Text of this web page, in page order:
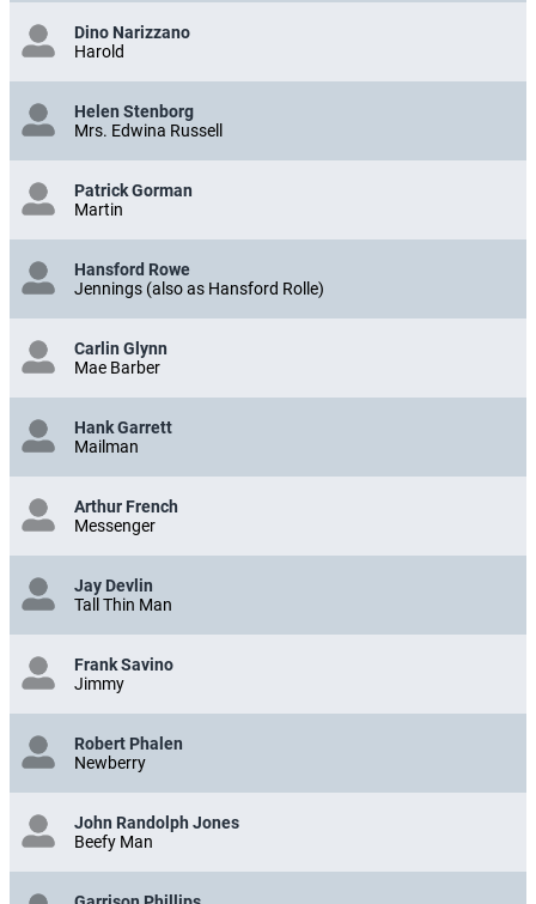
Dino Narizzano
Harold
Helen Stenborg
Mrs. Edwina Russell
Patrick Gorman
Martin
Hansford Rowe
Jennings (also as Hansford Rolle)
Carlin Glynn
Mae Barber
Hank Garrett
Mailman
Arthur French
Messenger
Jay Devlin
Tall Thin Man
Frank Savino
Jimmy
Robert Phalen
Newberry
John Randolph Jones
Beefy Man